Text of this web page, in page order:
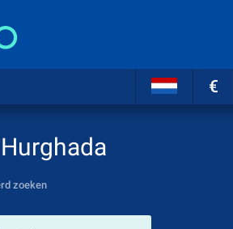
€
zoeken